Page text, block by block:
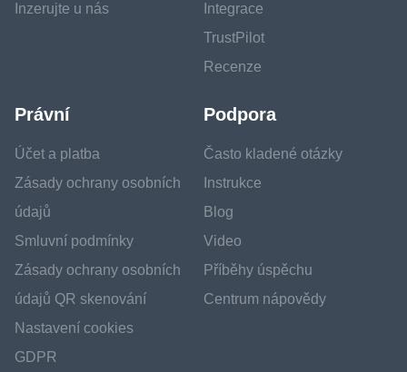
Inzerujte u nás
Integrace
TrustPilot
Recenze
Právní
Účet a platba
Zásady ochrany osobních
údajů
Smluvní podmínky
Zásady ochrany osobních
údajů QR skenování
Nastavení cookies
GDPR
Podpora
Často kladené otázky
Instrukce
Blog
Video
Příběhy úspěchu
Centrum nápovědy